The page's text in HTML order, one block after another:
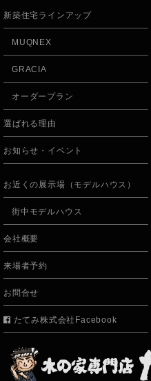
新築住宅ラインアップ
MUQNEX
GRACIA
オーダープラン
選ばれる理由
お知らせ・イベント
お近くの展示場（モデルハウス）
街中モデルハウス
会社概要
来場者予約
お問合せ
たてみ株式会社Facebook